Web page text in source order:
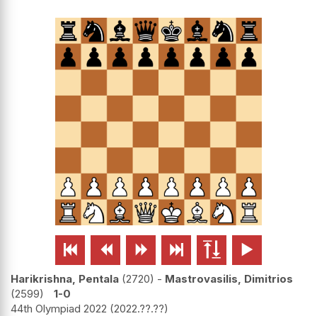
     
Harikrishna, Pentala 2720 - Mastrovasilis, Dimitrios
2599
1-0
44th Olympiad 2022 2022.??.??